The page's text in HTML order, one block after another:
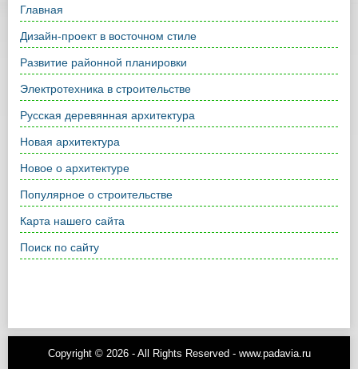
Главная
Дизайн-проект в восточном стиле
Развитие районной планировки
Электротехника в строительстве
Русская деревянная архитектура
Новая архитектура
Новое о архитектуре
Популярное о строительстве
Карта нашего сайта
Поиск по сайту
Copyright © 2026 - All Rights Reserved - www.padavia.ru